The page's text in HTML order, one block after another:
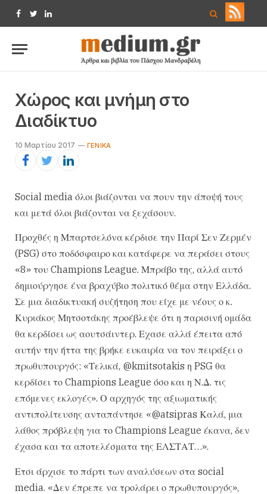
Facebook
TwitterLinkedIn
Χώρος και μνήμη στο
Διαδίκτυο
10 Μαρτίου 2017 ΓΕΝΙΚΆ
Social media όλοι βιάζονται να πουν την άποψή τους
και μετά όλοι βιάζονται να ξεχάσουν.
Προχθές η Μπαρτσελόνα κέρδισε την Παρί Σεν Ζερμέν
(PSG) στο ποδόσφαιρο και κατάφερε να περάσει στους
«8» του Champions League. Μπράβο της, αλλά αυτό
δημιούργησε ένα βραχύβιο πολιτικό θέμα στην Ελλάδα.
Σε μια διαδικτυακή συζήτηση που είχε με νέους ο κ.
Κυριάκος Μητσοτάκης προέβλεψε ότι η παρισινή ομάδα
θα κερδίσει ως αουτσάιντερ. Εχασε αλλά έπειτα από
αυτήν την ήττα της βρήκε ευκαιρία να τον πειράξει ο
πρωθυπουργός: «Τελικά, @kmitsotakis η PSG θα
κερδίσει το Champions League όσο και η Ν.Δ. τις
επόμενες εκλογές». Ο αρχηγός της αξιωματικής
αντιπολίτευσης ανταπάντησε «@atsipras Καλά, μια
λάθος πρόβλεψη για το Champions League έκανα, δεν
έχασα και τα αποτελέσματα της ΕΛΣΤΑΤ…».
Ετσι άρχισε το πάρτι των αναλύσεων στα social
media. «Δεν έπρεπε να τρολάρει ο πρωθυπουργός»,